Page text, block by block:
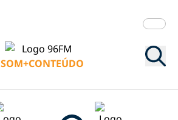
SOM+CONTEÚDO